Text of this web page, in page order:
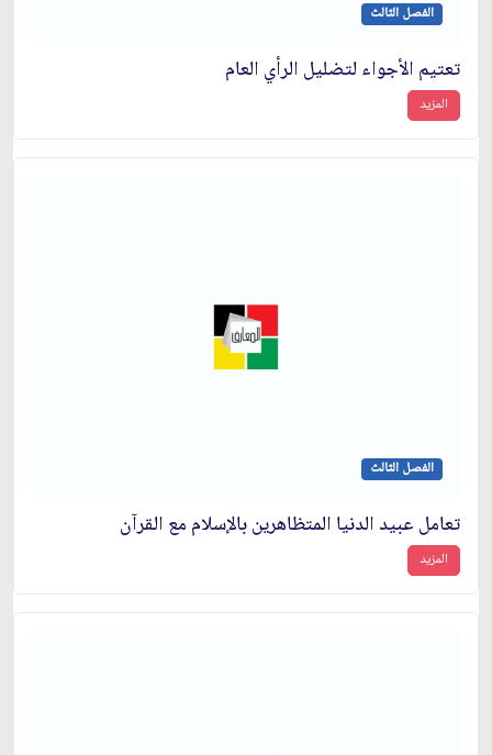
الفصل الثالث
تعتيم الأجواء لتضليل الرأي العام
المزيد
الفصل الثالث
تعامل عبيد الدنيا المتظاهرين بالإسلام مع القرآن
المزيد